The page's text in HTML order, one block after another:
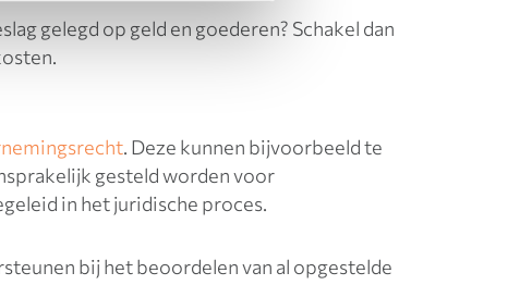
gelegd op geld en goederen? Schakel dan
. Deze kunnen bijvoorbeeld te
gesteld worden voor
in het juridische proces.
bij het beoordelen van al opgestelde